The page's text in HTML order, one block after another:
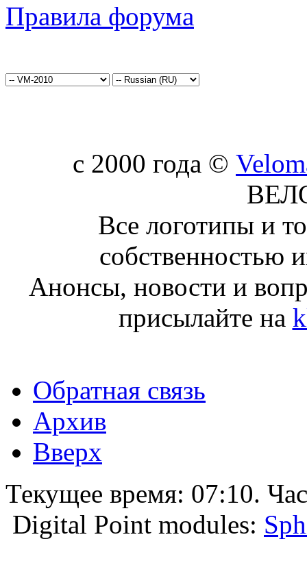
Правила форума
c 2000 года ©
Все логотипы и
собственностью
Анонсы, новости и
присылайте на
Обратная связь
Архив
Вверх
Текущее время: 07:10.
Digital Point modules: